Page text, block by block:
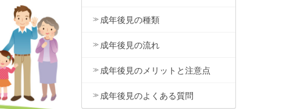
成年後見の種類
成年後見の流れ
成年後見のメリットと注意点
成年後見のよくある質問